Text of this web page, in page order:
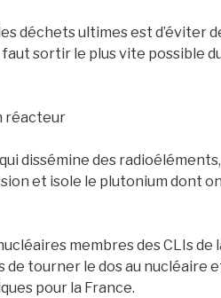
déchets ultimes est d’éviter
sortir le plus vite possible
réacteur
dissémine des radioéléments,
et isole le plutonium dont
membres des CLIs de
de tourner le dos au nucléaire
pour la France.